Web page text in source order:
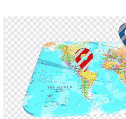
Анимированная 3D
геометками и
самолётом
1 564 Купили1раз